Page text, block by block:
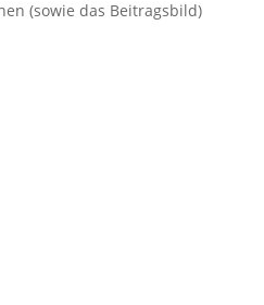
(sowie das Beitragsbild)